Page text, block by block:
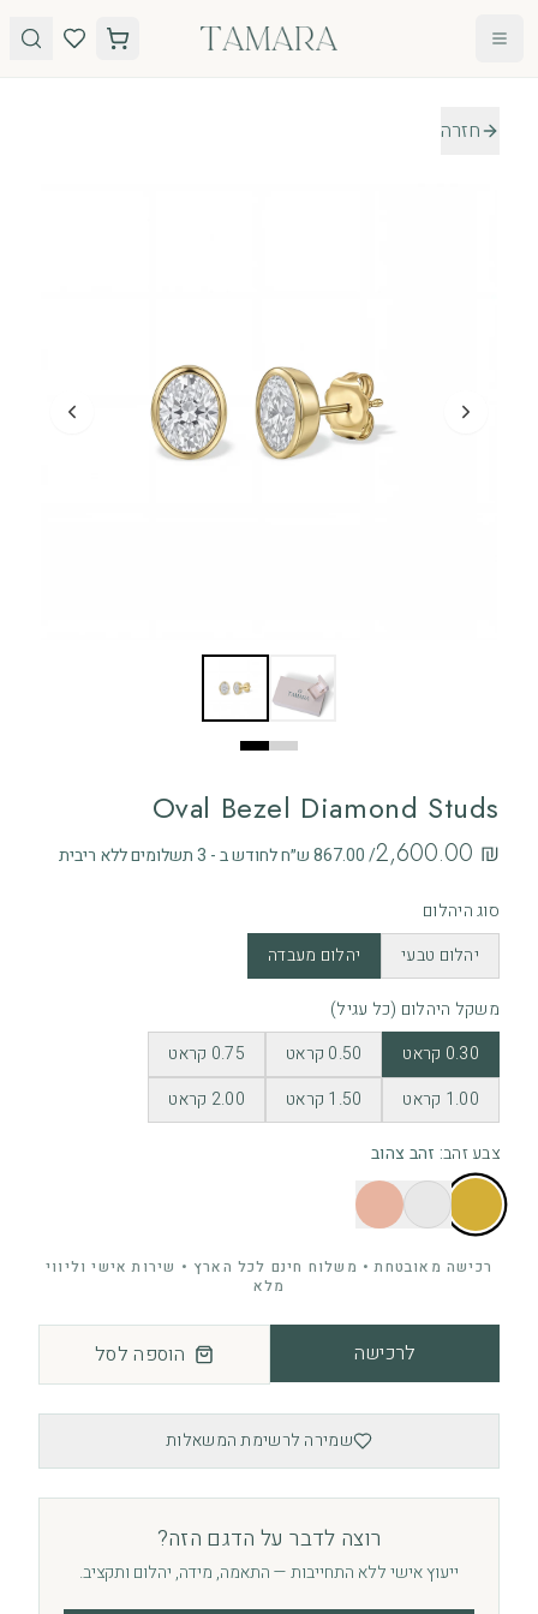
הטבעות
חזרה
Oval Bezel Diamond Studs
‏2,600.00 ₪ / 867.00 ש״ח לחודש ב - 3 תשלומים ללא ריבית
סוג היהלום
יהלום טבעי
יהלום מעבדה
משקל היהלום (כל עגיל)
0.30 קראט
0.50 קראט
0.75 קראט
1.00 קראט
1.50 קראט 2.00 קראט
צבע זהב: זהב צהוב
רכישה מאובטחת • משלוח חינם לכל הארץ • שירות אישי וליווי
מלא
לרכישה הוספה לסל
שמירה לרשימת המשאלות
רוצה לדבר על הדגם הזה?
ייעוץ אישי ללא התחייבות — התאמה, מידה, יהלום ותקציב.